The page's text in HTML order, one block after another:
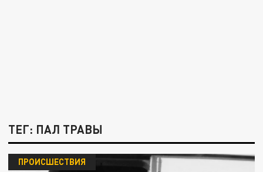
ТЕГ: ПАЛ ТРАВЫ
ПРОИСШЕСТВИЯ